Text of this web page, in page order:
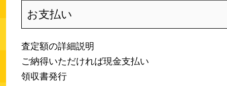
お支払い
査定額の詳細説明
ご納得いただければ現金支払い
領収書発行